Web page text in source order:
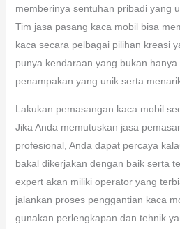
memberinya sentuhan pribadi yang
Tim jasa pasang kaca mobil bisa
kaca secara pelbagai pilihan kreasi
punya kendaraan yang bukan
penampakan yang unik serta
Lakukan pemasangan kaca mobil
Jika Anda memutuskan jasa
profesional, Anda dapat percaya
bakal dikerjakan dengan baik serta
expert akan miliki operator yang
jalankan proses penggantian kaca
gunakan perlengkapan dan tehnik